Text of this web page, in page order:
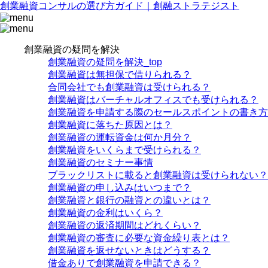
創業融資コンサルの選び方ガイド｜創融ストラテジスト
創業融資の疑問を解決
創業融資の疑問を解決_top
創業融資は無担保で借りられる？
合同会社でも創業融資は受けられる？
創業融資はバーチャルオフィスでも受けられる？
創業融資を申請する際のセールスポイントの書き
創業融資に落ちた原因とは？
創業融資の運転資金は何か月分？
創業融資をいくらまで受けられる？
創業融資のセミナー事情
ブラックリストに載ると創業融資は受けられない？
創業融資の申し込みはいつまで？
創業融資と銀行の融資との違いとは？
創業融資の金利はいくら？
創業融資の返済期間はどれくらい？
創業融資の審査に必要な資金繰り表とは？
創業融資を返せないときはどうする？
借金ありで創業融資を申請できる？